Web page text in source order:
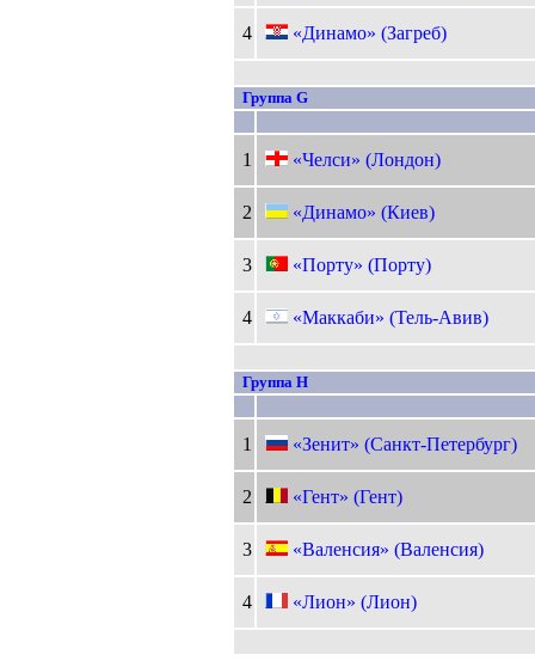
4 «Динамо» (Загреб)
Группа G
1 «Челси» (Лондон)
2 «Динамо» (Киев)
3 «Порту» (Порту)
4 «Маккаби» (Тель-Авив)
Группа H
1 «Зенит» (Санкт-Петербург)
2 «Гент» (Гент)
3 «Валенсия» (Валенсия)
4 «Лион» (Лион)